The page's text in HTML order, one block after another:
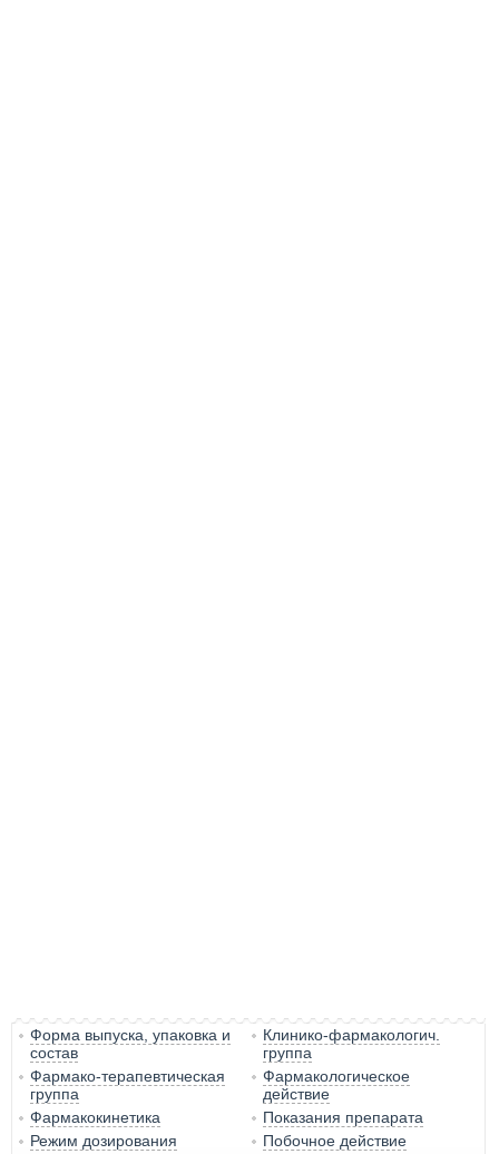
Форма выпуска, упаковка и
состав
Клинико-фармакологич.
группа
Фармако-терапевтическая
группа
Фармакологическое
действие
Фармакокинетика
Показания препарата
Режим дозирования
Побочное действие